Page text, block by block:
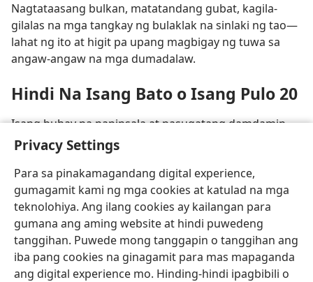
Privacy Settings
Para sa pinakamagandang digital experience,
gumagamit kami ng mga cookies at katulad na mga
teknolohiya. Ang ilang cookies ay kailangan para
gumana ang aming website at hindi puwedeng
tanggihan. Puwede mong tanggapin o tanggihan ang
iba pang cookies na ginagamit para mas mapaganda
ang digital experience mo. Hinding-hindi ipagbibili o
Nagtataasang bulkan, matatandang gubat, kagila-
gilalas na mga tangkay ng bulaklak na sinlaki ng tao​—
lahat ng ito at higit pa upang magbigay ng tuwa sa
angaw-angaw na mga dumadalaw.
Hindi Na Isang Bato o Isang Pulo 20
Isang buhay na napinsala at nasugatang damdamin
mula sa pagkabata ay naging isang buhay na
maraming nagmamahal at nagpapahalaga.